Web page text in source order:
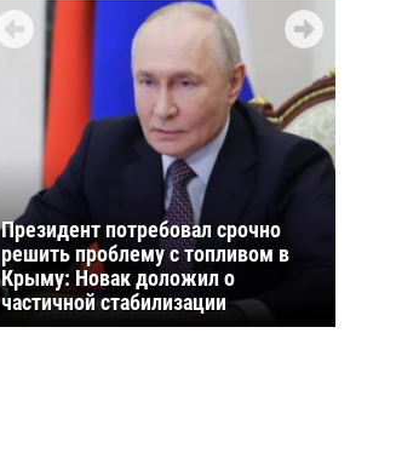
Путин на совещании в штабе:
Константиновка взята, создание
зоны безопасности и удары по
ВПК